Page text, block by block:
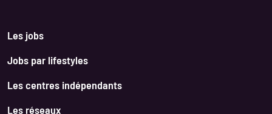
Les jobs
Jobs par lifestyles
Les centres indépendants
Les réseaux